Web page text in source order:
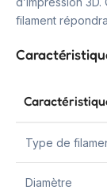
filament
Type de
Diamètre